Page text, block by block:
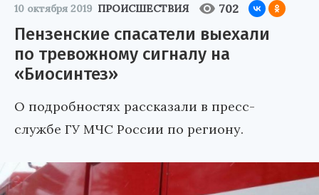
10 октября 2019 ПРОИСШЕСТВИЯ 702
Пензенские спасатели выехали
по тревожному сигналу на
«Биосинтез»
О подробностях рассказали в пресс-
службе ГУ МЧС России по региону.